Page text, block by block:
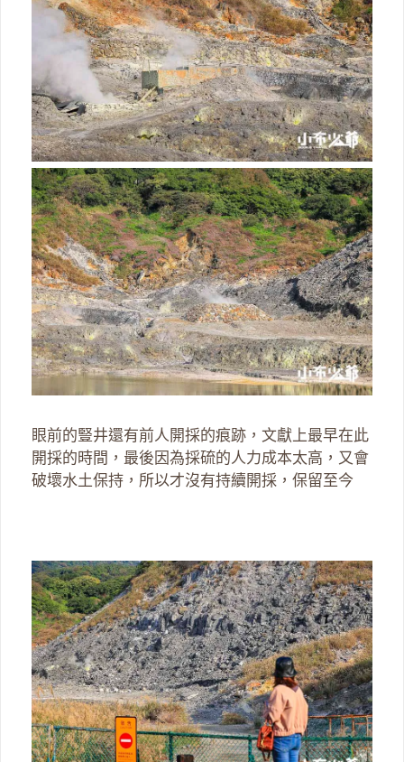
眼前的豎井還有前人開採的痕跡，文獻上最早在此
開採的時間，最後因為採硫的人力成本太高，又會
破壞水土保持，所以才沒有持續開採，保留至今